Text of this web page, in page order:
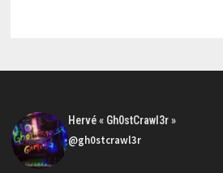
Hervé « Gh0stCrawl3r »
@gh0stcrawl3r